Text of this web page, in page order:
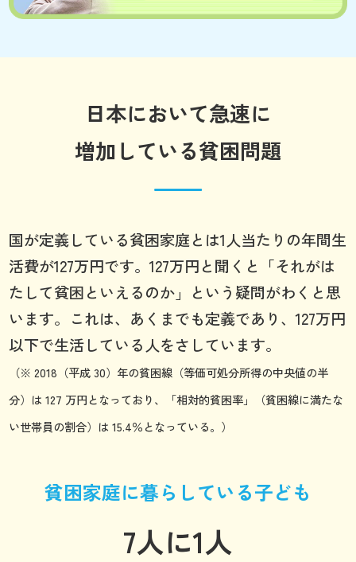
日本において急速に
増加している貧困問題
国が定義している貧困家庭とは1人当たりの年間生
活費が127万円です。127万円と聞くと「それがは
たして貧困といえるのか」という疑問がわくと思
います。これは、あくまでも定義であり、127万円
以下で生活している人をさしています。
（※ 2018（平成 30）年の貧困線（等価可処分所得の中央値の半
分）は 127 万円となっており、「相対的貧困率」（貧困線に満たな
い世帯員の割合）は 15.4％となっている。）
貧困家庭に暮らしている子ども
7人に1人